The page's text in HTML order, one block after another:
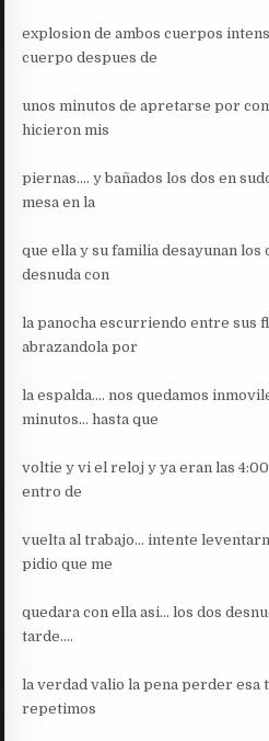
explosion de ambos cuerpos
cuerpo despues de
unos minutos de apretarse por
hicieron mis
piernas…. y bañados los dos en
mesa en la
que ella y su familia desayunan
desnuda con
la panocha escurriendo entre sus
abrazandola por
la espalda…. nos quedamos
minutos… hasta que
voltie y vi el reloj y ya eran las
entro de
vuelta al trabajo… intente
pidio que me
quedara con ella asi… los dos
tarde….
la verdad valio la pena perder esa
repetimos